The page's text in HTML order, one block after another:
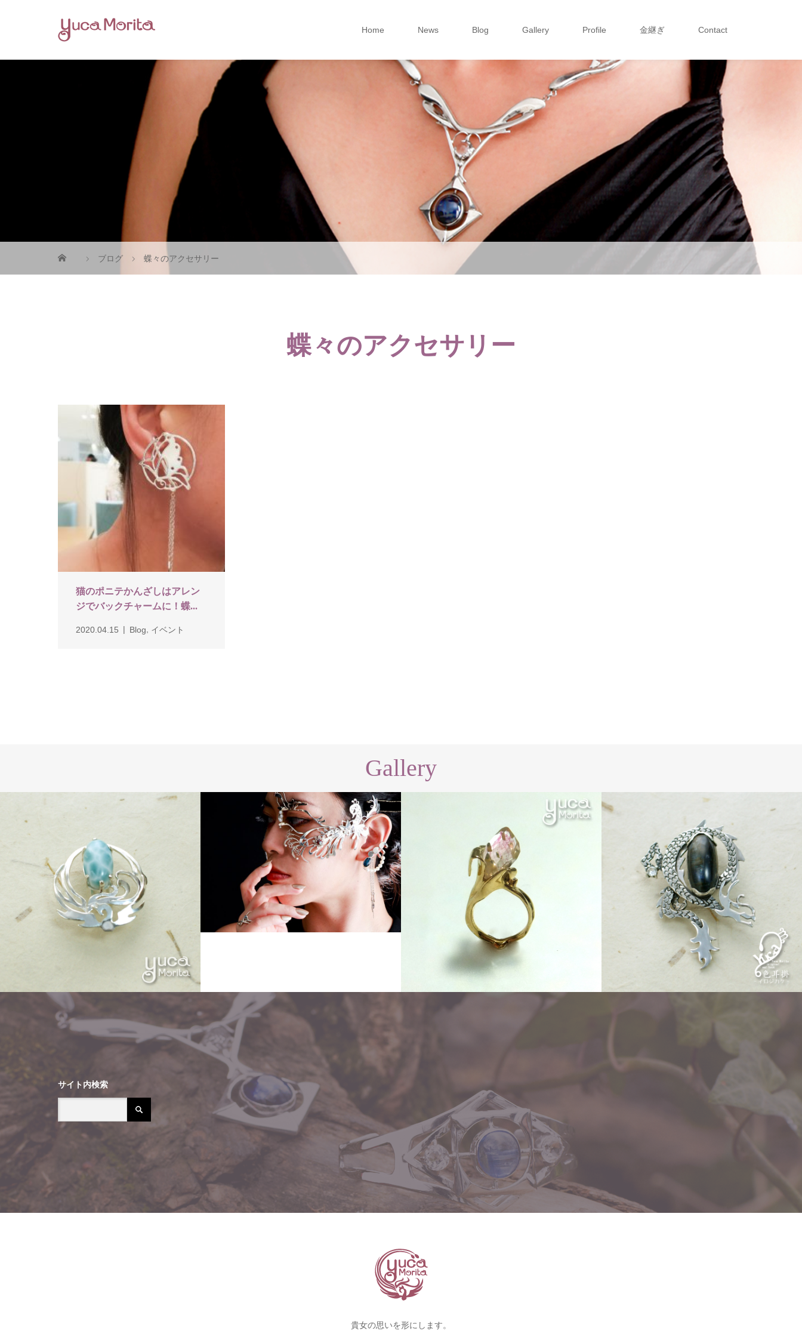
Home News Blog Gallery Profile 金継ぎ Contact
ブログ 蝶々のアクセサリー
蝶々のアクセサリー
猫のポニテかんざしはアレン
ジでバックチャームに！蝶...
2020.04.15 Blog, イベント
Gallery
Other
サイト内検索
貴女の思いを形にします。